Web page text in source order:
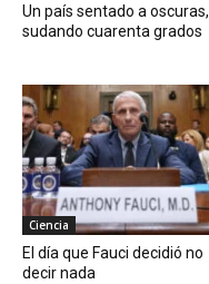
Un país sentado a oscuras,
sudando cuarenta grados
Ciencia
El día que Fauci decidió no
decir nada